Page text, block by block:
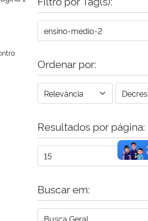
Ordenar por:
Resultados por página:
Buscar em: